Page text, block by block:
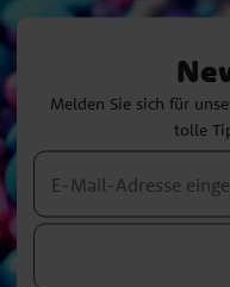
Melden Sie sich für
tolle